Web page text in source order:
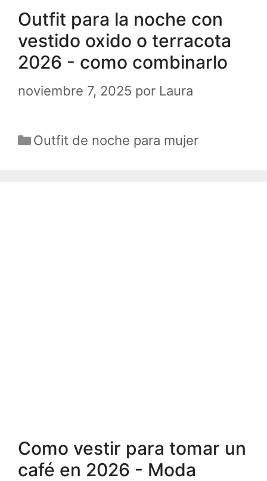
Outfit para la noche con
vestido oxido o terracota
2026 - como combinarlo
noviembre 7, 2025 por Laura
Categorías
Outfit de noche para mujer
Como vestir para tomar un
café en 2026 - Moda